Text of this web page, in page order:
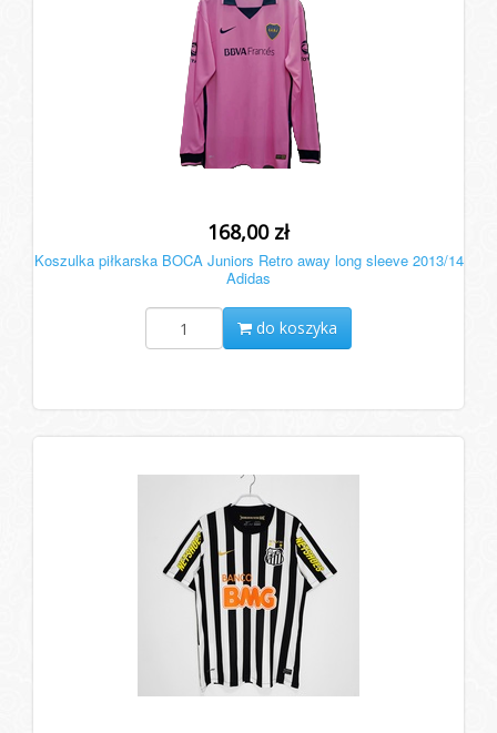
168,00 zł
Koszulka piłkarska BOCA Juniors Retro away long sleeve 2013/14
Adidas
do koszyka